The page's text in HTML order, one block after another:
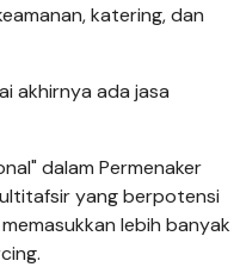
katering, dan
akhirnya ada jasa
dalam Permenaker
yang berpotensi
lebih banyak